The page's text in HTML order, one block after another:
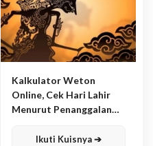
Kalkulator Weton
Online, Cek Hari Lahir
Menurut Penanggalan
Ikuti Kuisnya ➔